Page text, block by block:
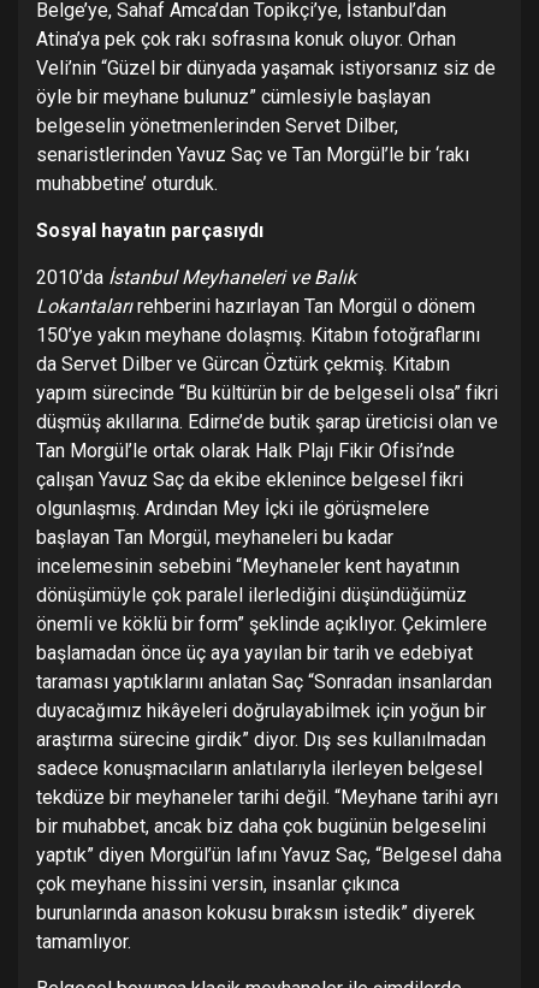
Belge’ye, Sahaf Amca’dan Topikçi’ye, İstanbul’dan
Atina’ya pek çok rakı sofrasına konuk oluyor. Orhan
Veli’nin “Güzel bir dünyada yaşamak istiyorsanız siz de
öyle bir meyhane bulunuz” cümlesiyle başlayan
belgeselin yönetmenlerinden Servet Dilber,
senaristlerinden Yavuz Saç ve Tan Morgül’le bir ‘rakı
muhabbetine’ oturduk.
Sosyal hayatın parçasıydı
2010’da İstanbul Meyhaneleri ve Balık
Lokantalarırehberini hazırlayan Tan Morgül o dönem
150’ye yakın meyhane dolaşmış. Kitabın fotoğraflarını
da Servet Dilber ve Gürcan Öztürk çekmiş. Kitabın
yapım sürecinde “Bu kültürün bir de belgeseli olsa” fikri
düşmüş akıllarına. Edirne’de butik şarap üreticisi olan ve
Tan Morgül’le ortak olarak Halk Plajı Fikir Ofisi’nde
çalışan Yavuz Saç da ekibe eklenince belgesel fikri
olgunlaşmış. Ardından Mey İçki ile görüşmelere
başlayan Tan Morgül, meyhaneleri bu kadar
incelemesinin sebebini “Meyhaneler kent hayatının
dönüşümüyle çok paralel ilerlediğini düşündüğümüz
önemli ve köklü bir form” şeklinde açıklıyor. Çekimlere
başlamadan önce üç aya yayılan bir tarih ve edebiyat
taraması yaptıklarını anlatan Saç “Sonradan insanlardan
duyacağımız hikâyeleri doğrulayabilmek için yoğun bir
araştırma sürecine girdik” diyor. Dış ses kullanılmadan
sadece konuşmacıların anlatılarıyla ilerleyen belgesel
tekdüze bir meyhaneler tarihi değil. “Meyhane tarihi ayrı
bir muhabbet, ancak biz daha çok bugünün belgeselini
yaptık” diyen Morgül’ün lafını Yavuz Saç, “Belgesel daha
çok meyhane hissini versin, insanlar çıkınca
burunlarında anason kokusu bıraksın istedik” diyerek
tamamlıyor.